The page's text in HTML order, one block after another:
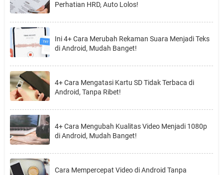
Perhatian HRD, Auto Lolos!
Ini 4+ Cara Merubah Rekaman Suara Menjadi Teks
di Android, Mudah Banget!
4+ Cara Mengatasi Kartu SD Tidak Terbaca di
Android, Tanpa Ribet!
4+ Cara Mengubah Kualitas Video Menjadi 1080p
di Android, Mudah Banget!
Cara Mempercepat Video di Android Tanpa